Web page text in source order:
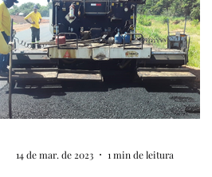
14 de mar. de 2023 1 min de leitura